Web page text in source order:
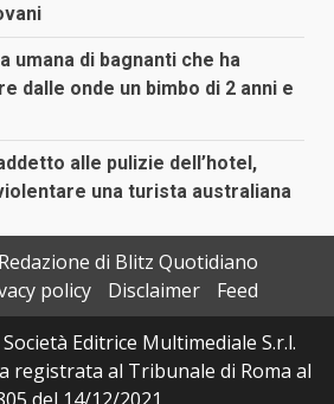
umana di bagnanti che ha
dalle onde un bimbo di 2 anni e
alle pulizie dell’hotel,
una turista australiana
di Blitz Quotidiano
policy Disclaimer
Feed
Editrice Multimediale S.r.l.
registrata al Tribunale di Roma al
del 14/12/2021